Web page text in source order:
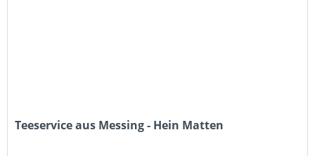
Teeservice aus Messing - Hein Matten